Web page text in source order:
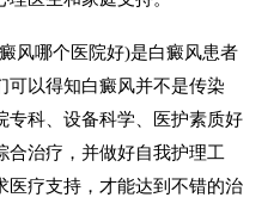
风哪个医院好)是白癜风患者
可以得知白癜风并不是传染
专科、设备科学、医护素质好
合治疗，并做好自我护理工
医疗支持，才能达到不错的治